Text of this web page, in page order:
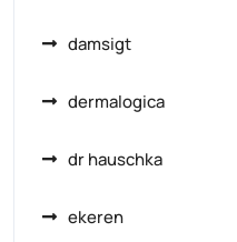
damsigt
dermalogica
dr hauschka
ekeren